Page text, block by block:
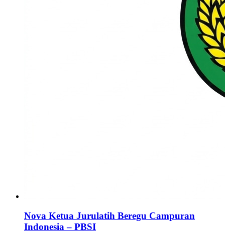
Nova Ketua Jurulatih Beregu Campuran
Indonesia – PBSI